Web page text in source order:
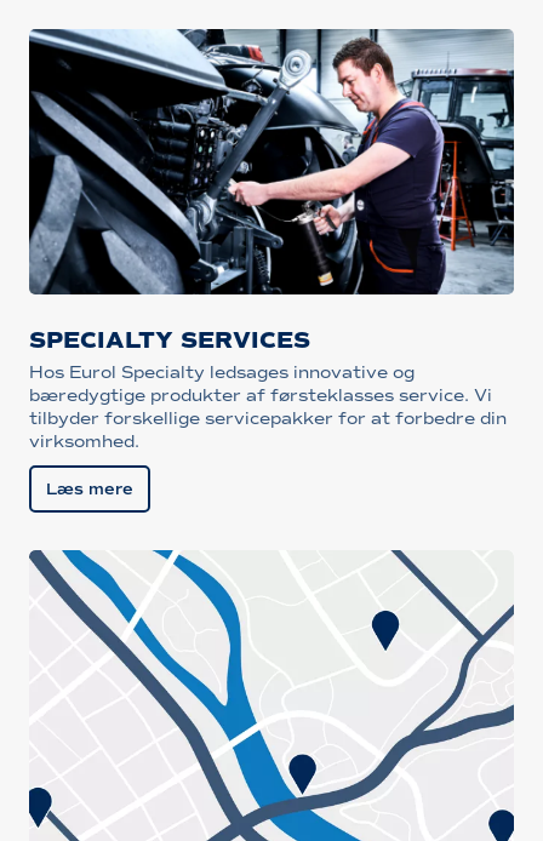
SPECIALTY SERVICES
Hos Eurol Specialty ledsages innovative og
bæredygtige produkter af førsteklasses service. Vi
tilbyder forskellige servicepakker for at forbedre din
virksomhed.
Læs mere